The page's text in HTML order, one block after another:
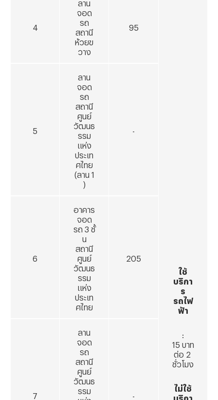
ใช้
บริกา
ร
รถไฟ
ฟ้า
:
15 บาท
ต่อ 2
ชั่วโมง
ไม่ใช้
บริกา
4
ลาน
จอด
รถ
สถานี
ห้วยข
วาง
95
5
ลาน
จอด
รถ
สถานี
ศูนย์
วัฒนธ
รรม
แห่ง
ประเท
ศไทย
(ลาน 1
)
6
อาคาร
จอด
รถ 3 ชั้
น
สถานี
ศูนย์
วัฒนธ
รรม
แห่ง
ประเท
ศไทย
205
7
ลาน
จอด
รถ
สถานี
ศูนย์
วัฒนธ
รรม